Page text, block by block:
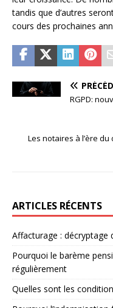
tandis que d’autres
cours des prochaines
RGPD:
Les notaires à l’ère
ARTICLES RÉCENTS
Affacturage : décryptage
Pourquoi le barème
régulièrement
Quelles sont les